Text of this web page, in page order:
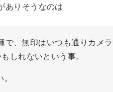
ありそうなのは
、無印はいつも通りカメ
しれないという事。